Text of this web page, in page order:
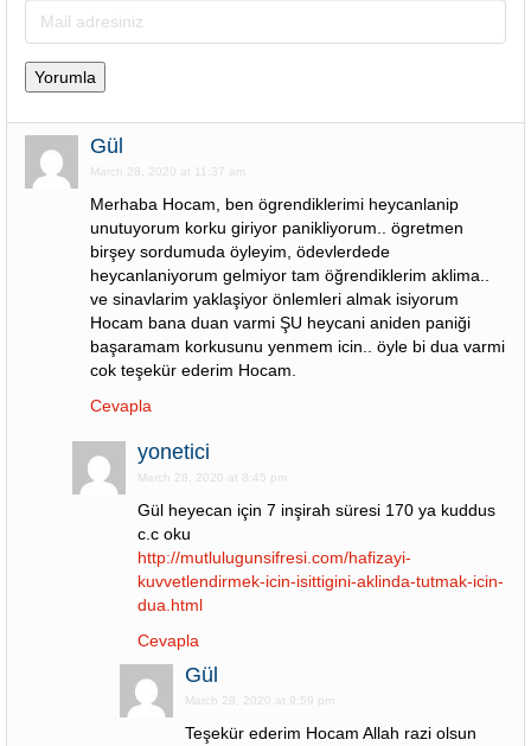
Gül
March 28, 2020 at 11:37 am
Merhaba Hocam, ben ögrendiklerimi heycanlanip
unutuyorum korku giriyor panikliyorum.. ögretmen
birşey sordumuda öyleyim, ödevlerdede
heycanlaniyorum gelmiyor tam öğrendiklerim aklima..
ve sinavlarim yaklaşiyor önlemleri almak isiyorum
Hocam bana duan varmi ŞU heycani aniden paniği
başaramam korkusunu yenmem icin.. öyle bi dua varmi
cok teşekür ederim Hocam.
Cevapla
yonetici
March 28, 2020 at 8:45 pm
Gül heyecan için 7 inşirah süresi 170 ya kuddus
c.c oku
http://mutlulugunsifresi.com/hafizayi-
kuvvetlendirmek-icin-isittigini-aklinda-tutmak-icin-
dua.html
Cevapla
Gül
March 28, 2020 at 9:59 pm
Teşekür ederim Hocam Allah razi olsun